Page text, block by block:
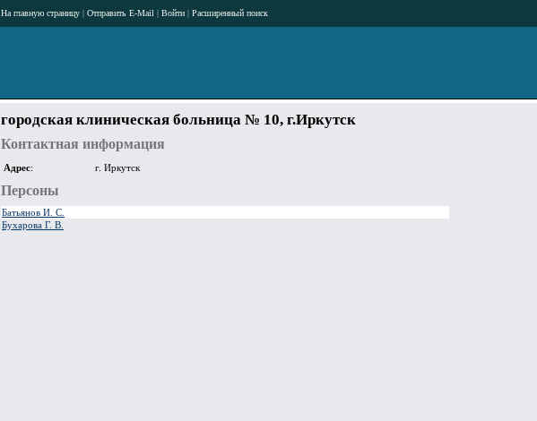
На главную страницу | Отправить E-Mail | Войти | Расширенный поиск
городская клиническая больница № 10, г.Иркутск
Контактная информация
Адрес: г. Иркутск
Персоны
Батьянов И. С.
Бухарова Г. В.